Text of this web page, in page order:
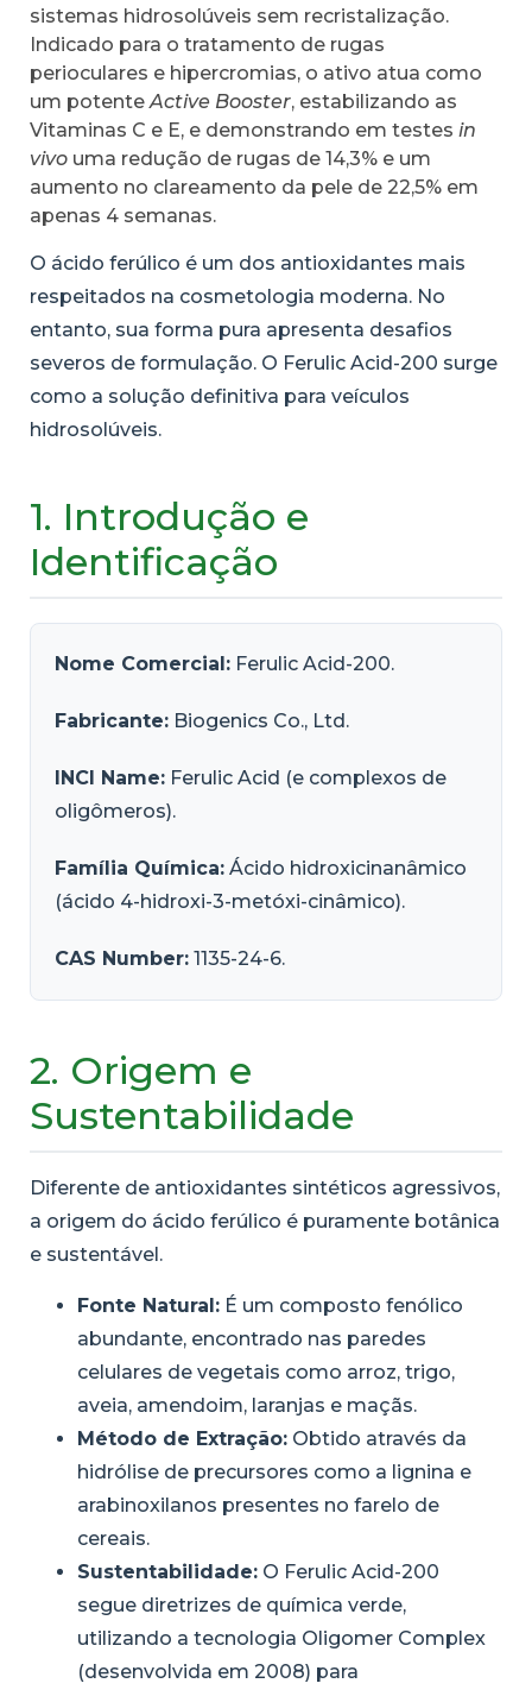
sistemas hidrosolúveis sem recristalização.
Indicado para o tratamento de rugas
perioculares e hipercromias, o ativo atua como
um potenteActive Booster, estabilizando as
Vitaminas C e E, e demonstrando em testes in
vivo uma redução de rugas de 14,3% e um
aumento no clareamento da pele de 22,5% em
apenas 4 semanas.
O ácido ferúlico é um dos antioxidantes mais
respeitados na cosmetologia moderna. No
entanto, sua forma pura apresenta desafios
severos de formulação. O Ferulic Acid-200 surge
como a solução definitiva para veículos
hidrosolúveis.
1. Introdução e
Identificação
Nome Comercial: Ferulic Acid-200.
Fabricante: Biogenics Co., Ltd.
INCI Name: Ferulic Acid (e complexos de
oligômeros).
Família Química: Ácido hidroxicinanâmico
(ácido 4-hidroxi-3-metóxi-cinâmico).
CAS Number: 1135-24-6.
2. Origem e
Sustentabilidade
Diferente de antioxidantes sintéticos agressivos,
a origem do ácido ferúlico é puramente botânica
e sustentável.
Fonte Natural: É um composto fenólico
abundante, encontrado nas paredes
celulares de vegetais como arroz, trigo,
aveia, amendoim, laranjas e maçãs.
Método de Extração: Obtido através da
hidrólise de precursores como a lignina e
arabinoxilanos presentes no farelo de
cereais.
Sustentabilidade: O Ferulic Acid-200
segue diretrizes de química verde,
utilizando a tecnologia Oligomer Complex
(desenvolvida em 2008) para